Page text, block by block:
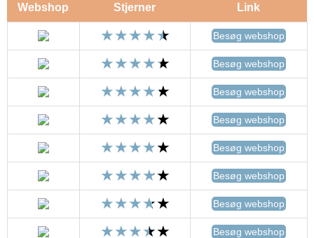
Webshop Stjerner Link
Besøg webshop
Besøg webshop
Besøg webshop
Besøg webshop
Besøg webshop
Besøg webshop
Besøg webshop
Besøg webshop